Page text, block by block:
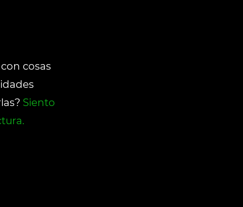
cosas
Siento